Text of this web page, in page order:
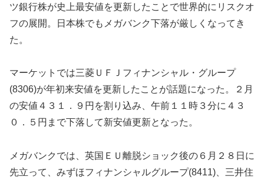
ツ銀行株が史上最安値を更新したことで世界的にリスクオ
フの展開。日本株でもメガバンク下落が厳しくなってき
た。
マーケットでは三菱ＵＦＪフィナンシャル・グループ
(8306)が年初来安値を更新したことが話題になった。２月
の安値４３１．９円を割り込み、午前１１時３分に４３
０．５円まで下落して新安値更新となった。
メガバンクでは、英国ＥＵ離脱ショック後の６月２８日に
先立って、みずほフィナンシャルグループ(8411)、三井住